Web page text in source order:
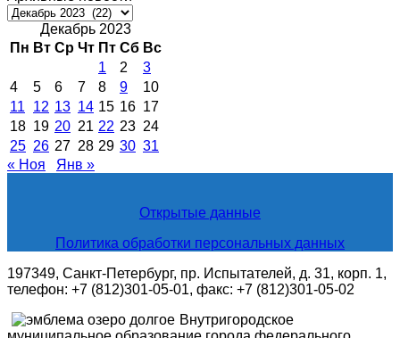
Архивные
новостиДекабрь 2023
Пн Вт Ср Чт Пт Сб Вс
1
2
3
4
5 6 7 8 9
10
11
12 13 14 15 16 17
18 19 20 21 22 23 24
25 26 27 28 29 30 31
« Ноя
Янв »
Открытые данные
Политика обработки персональных данных
197349, Санкт-Петербург, пр. Испытателей, д. 31, корп. 1,
телефон: +7 (812)301-05-01, факс: +7 (812)301-05-02
Внутригородское